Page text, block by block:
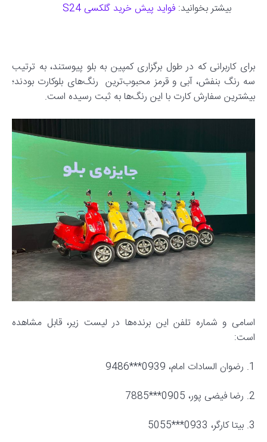
بیشتر بخوانید: فواید پیش خرید گلکسی S24
برای کاربرانی که در طول برگزاری کمپین به بلو پیوستند، به ترتیب
سه رنگ بنفش، آبی و قرمز محبوب‌ترین رنگ‌های بلوکارت بودند؛
بیشترین سفارش کارت با این رنگ‌ها به ثبت رسیده است.
اسامی و شماره تلفن این برنده‌ها در لیست زیر، قابل مشاهده
است:
1. رضوان السادات امام، 0939***9486
2. رضا فیضی پور، 0905***7885
3. بیتا کارگر، 0933***5055